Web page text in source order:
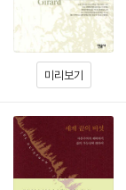
미리보기